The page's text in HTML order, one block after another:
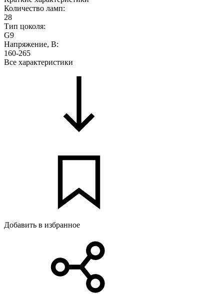
Количество ламп:
28
Тип цоколя:
G9
Напряжение, В:
160-265
Все характеристики
Добавить в избранное